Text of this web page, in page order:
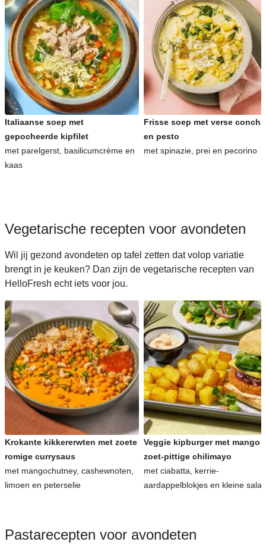
Italiaanse soep met
gepocheerde kipfilet
met parelgerst, basilicumcrème en
kaas
Frisse soep met verse
en pesto
met spinazie, prei en pecorino
Vegetarische recepten voor avondeten
Wil jij gezond avondeten op tafel zetten dat volop variatie
brengt in je keuken? Dan zijn de vegetarische recepten van
HelloFresh echt iets voor jou.
Krokante kikkererwten met zoete
romige currysaus
met mangochutney, cashewnoten,
limoen en peterselie
Veggie kipburger met mango
zoet-pittige chilimayo
met ciabatta, kerrie-
aardappelblokjes en kleine
Pastarecepten voor avondeten